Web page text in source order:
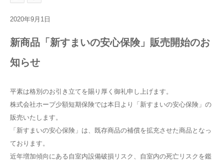
2020年9月 1 日
新商品「新すまいの安心保険」販売開始のお
知らせ
平素は格別のお引き立てを賜り厚く御礼申し上げます。
株式会社ホープ少額短期保険では本日より「新すまいの安心保険」の
販売いたします。
「新すまいの安心保険」は、既存商品の補償を拡充させた商品となっ
ております。
近年増加傾向にある自室内設備破損リスク、自室内の死亡リスクを鑑